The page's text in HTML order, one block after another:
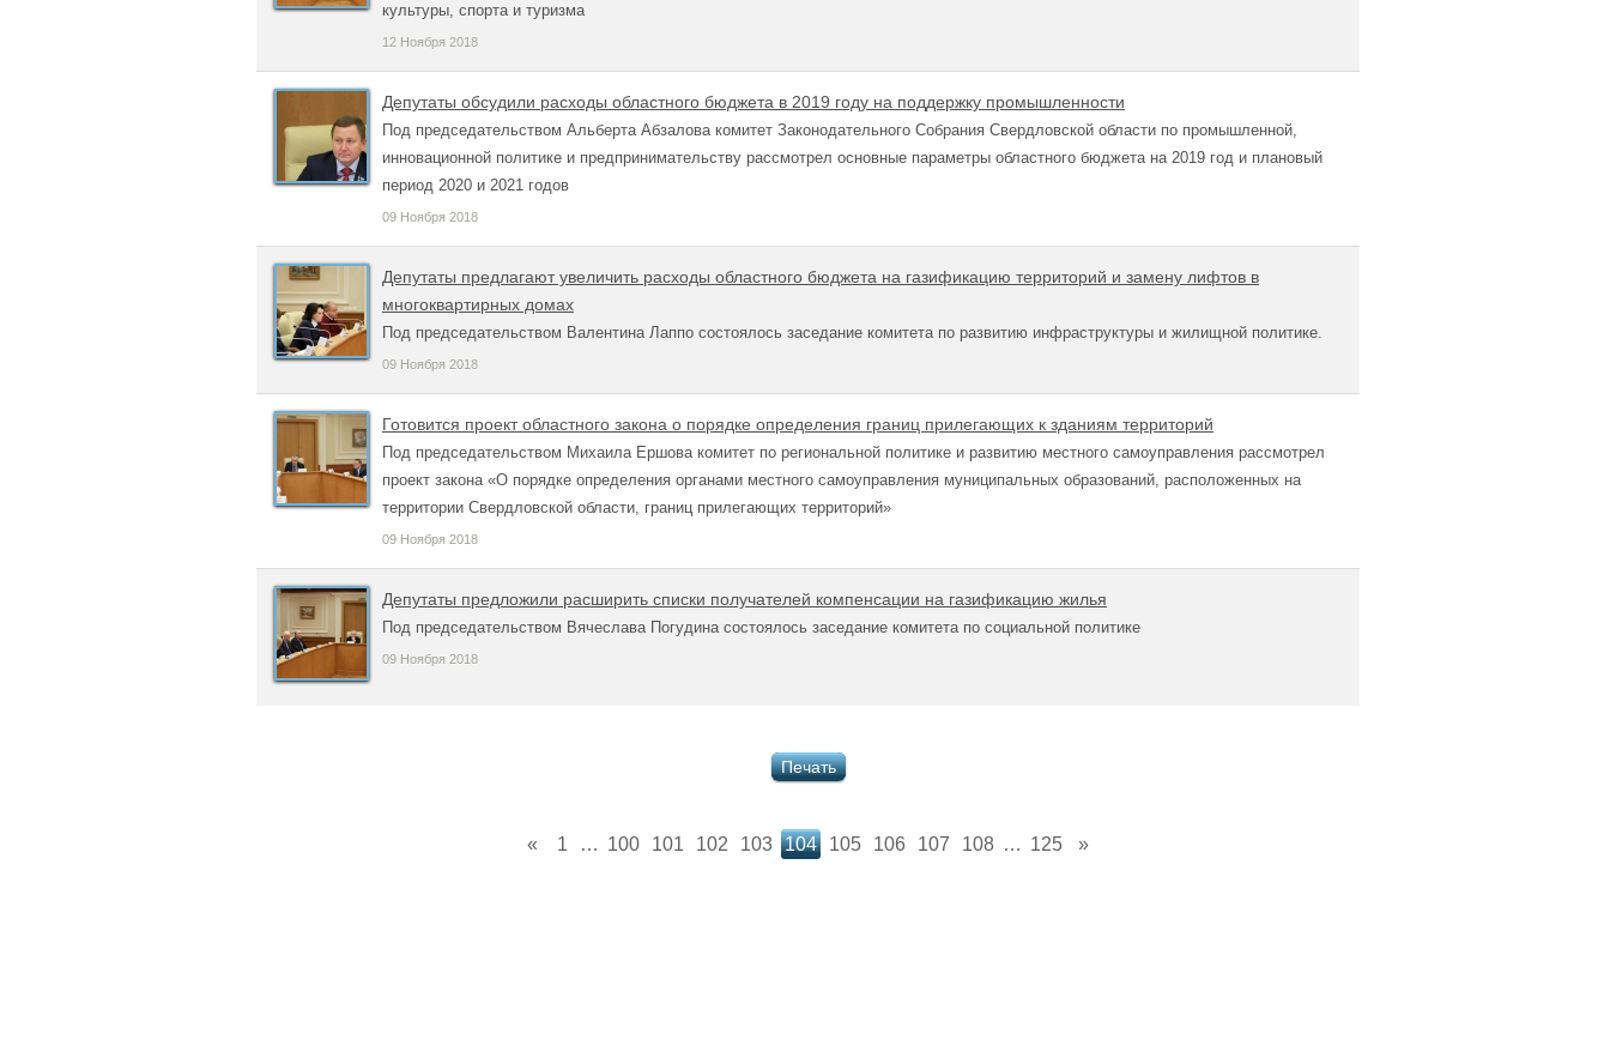
культуры, спорта и туризма
12 Ноября 2018
Депутаты обсудили расходы областного бюджета в 2019 году на поддержку промышленности
Под председательством Альберта Абзалова комитет Законодательного Собрания Свердловской области по промышленной,
инновационной политике и предпринимательству рассмотрел основные параметры областного бюджета на 2019 год и плановый
период 2020 и 2021 годов
09 Ноября 2018
Депутаты предлагают увеличить расходы областного бюджета на газификацию территорий и замену лифтов в
многоквартирных домах
Под председательством Валентина Лаппо состоялось заседание комитета по развитию инфраструктуры и жилищной политике.
09 Ноября 2018
Готовится проект областного закона о порядке определения границ прилегающих к зданиям территорий
Под председательством Михаила Ершова комитет по региональной политике и развитию местного самоуправления рассмотрел
проект закона «О порядке определения органами местного самоуправления муниципальных образований, расположенных на
территории Свердловской области, границ прилегающих территорий»
09 Ноября 2018
Депутаты предложили расширить списки получателей компенсации на газификацию жилья
Под председательством Вячеслава Погудина состоялось заседание комитета по социальной политике
09 Ноября 2018
Печать
« 1 … 100 101 102 103 104 105 106 107 108 … 125 »